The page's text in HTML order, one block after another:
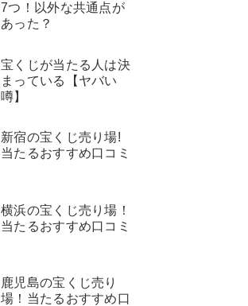
7つ！以外な共通点が
あった？
宝くじが当たる人は決
まっている【ヤバい
噂】
新宿の宝くじ売り場!
当たるおすすめ口コミ
横浜の宝くじ売り場！
当たるおすすめ口コミ
鹿児島の宝くじ売り
場！当たるおすすめ口